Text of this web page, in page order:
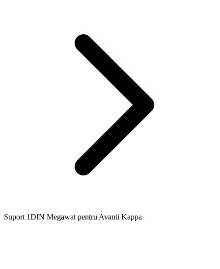
Suport 1DIN Megawat pentru Avanti Kappa